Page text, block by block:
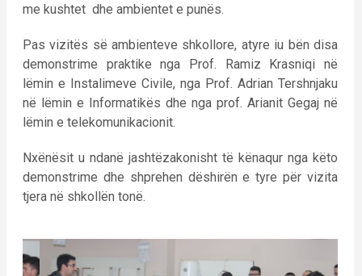
me kushtet dhe ambientet e punës.
Pas vizitës së ambienteve shkollore, atyre iu bën disa
demonstrime praktike nga Prof. Ramiz Krasniqi në
lëmin e Instalimeve Civile, nga Prof. Adrian Tershnjaku
në lëmin e Informatikës dhe nga prof. Arianit Gegaj në
lëmin e telekomunikacionit.
Nxënësit u ndanë jashtëzakonisht të kënaqur nga këto
demonstrime dhe shprehen dëshirën e tyre për vizita
tjera në shkollën tonë.